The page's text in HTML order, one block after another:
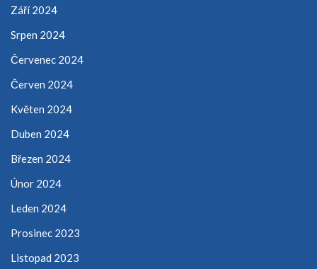
Září 2024
Srpen 2024
Červenec 2024
Červen 2024
Květen 2024
Duben 2024
Březen 2024
Únor 2024
Leden 2024
Prosinec 2023
Listopad 2023